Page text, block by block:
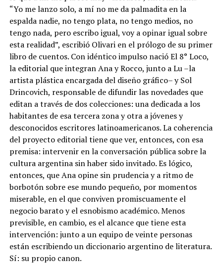
“Yo me lanzo solo, a mí no me da palmadita en la
espalda nadie, no tengo plata, no tengo medios, no
tengo nada, pero escribo igual, voy a opinar igual sobre
esta realidad”, escribió Olivari en el prólogo de su primer
libro de cuentos. Con idéntico impulso nació El 8° Loco,
la editorial que integran Ana y Rocco, junto a Lu –la
artista plástica encargada del diseño gráfico– y Sol
Drincovich, responsable de difundir las novedades que
editan a través de dos colecciones: una dedicada a los
habitantes de esa tercera zona y otra a jóvenes y
desconocidos escritores latinoamericanos. La coherencia
del proyecto editorial tiene que ver, entonces, con esa
premisa: intervenir en la conversación pública sobre la
cultura argentina sin haber sido invitado. Es lógico,
entonces, que Ana opine sin prudencia y a ritmo de
borbotón sobre ese mundo pequeño, por momentos
miserable, en el que conviven promiscuamente el
negocio barato y el esnobismo académico. Menos
previsible, en cambio, es el alcance que tiene esta
intervención: junto a un equipo de veinte personas
están escribiendo un diccionario argentino de literatura.
Sí: su propio canon.